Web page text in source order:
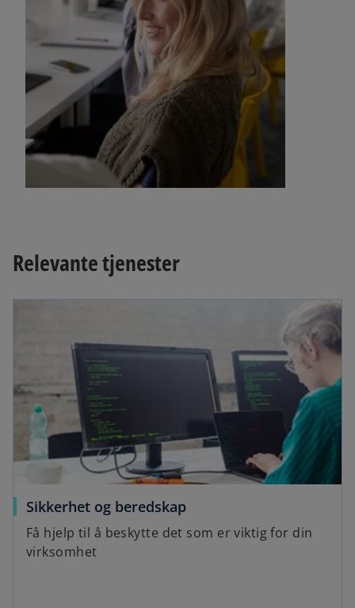
Relevante tjenester
Sikkerhet og beredskap
Få hjelp til å beskytte det som er viktig for din
virksomhet